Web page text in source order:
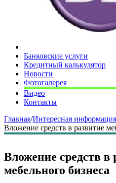
Банковские услуги
Кредитный калькулятор
Новости
Фотогалерея
Видео
Контакты
Главная/Интересная информация
Вложение средств в развитие
Вложение средств в
мебельного бизнеса